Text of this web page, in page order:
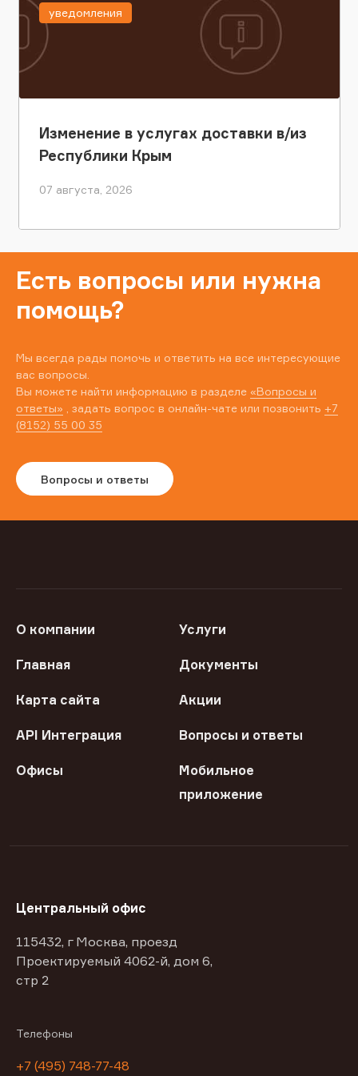
Изменение в услугах доставки в/из
Республики Крым
07 августа, 2026
уведомления
Есть вопросы или нужна
помощь?
Мы всегда рады помочь и ответить на все интересующие
вас вопросы.
Вы можете найти информацию в разделе «Вопросы и
ответы» , задать вопрос в онлайн-чате или позвонить +7
(8152) 55 00 35
Вопросы и ответы
О компании Услуги
Главная Документы
Карта сайта Акции
API Интеграция Вопросы и ответы
Офисы
Мобильное
приложение
Центральный офис
115432, г Москва, проезд
Проектируемый 4062-й, дом 6,
стр 2
Телефоны
+7 (495) 748-77-48